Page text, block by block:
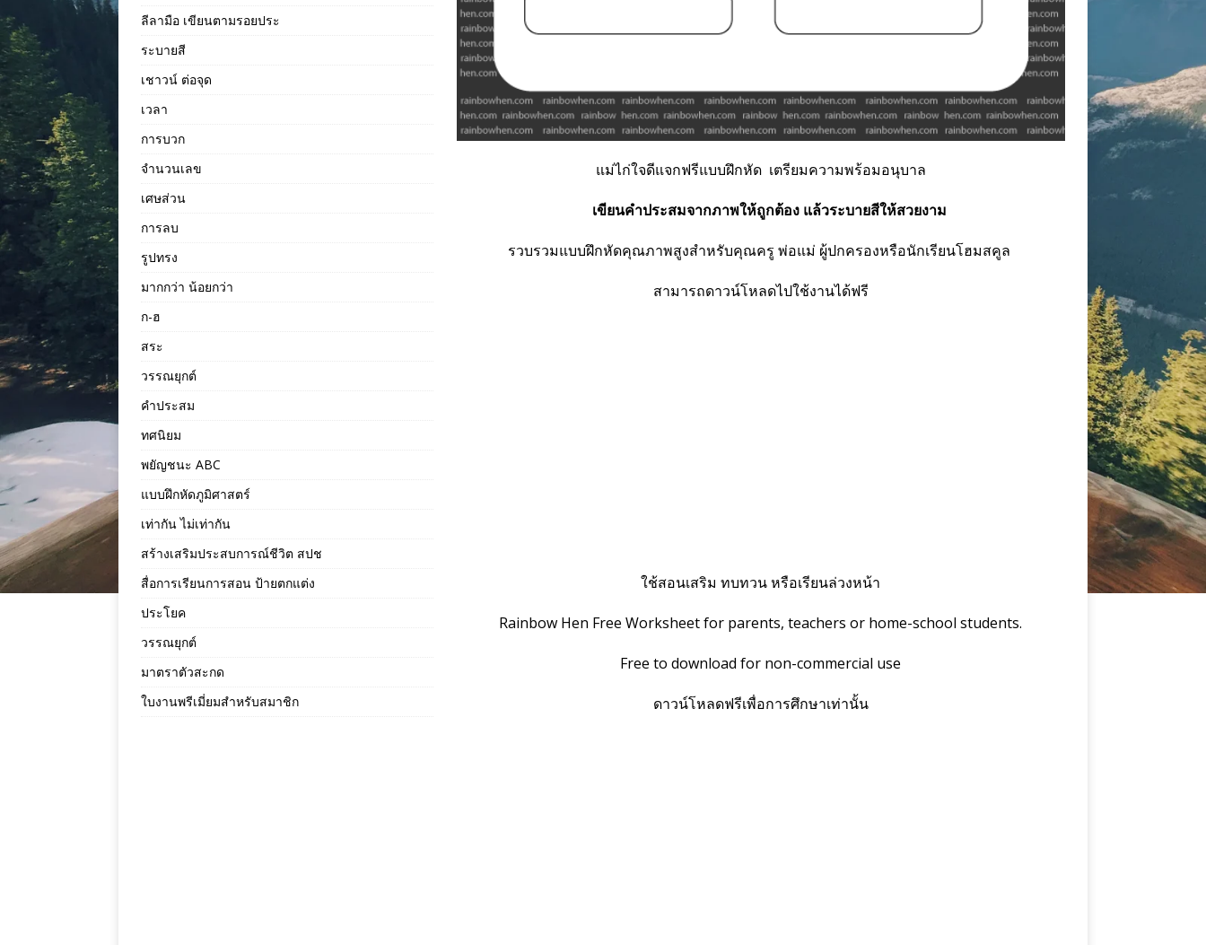
แม่ไก่ใจดีแจกฟรีแบบฝึกหัด เตรียมความพร้อมอนุบาล
เขียนคำประสมจากภาพให้ถูกต้อง แล้วระบายสีให้สวยงาม
รวบรวมแบบฝึกหัดคุณภาพสูงสำหรับคุณครู พ่อแม่ ผู้ปกครองหรือนักเรียนโฮมสคูล
สามารถดาวน์โหลดไปใช้งานได้ฟรี
ใช้สอนเสริม ทบทวน หรือเรียนล่วงหน้า
Rainbow Hen Free Worksheet for parents, teachers or home-school students.
Free to download for non-commercial use
ดาวน์โหลดฟรีเพื่อการศึกษาเท่านั้น
ลีลามือ เขียนตามรอยประ
ระบายสี
เชาวน์ ต่อจุด
เวลา
การบวก
จำนวนเลข
เศษส่วน
การลบ
รูปทรง
มากกว่า น้อยกว่า
ก-ฮ
สระ
วรรณยุกต์
คำประสม
ทศนิยม
พยัญชนะ ABC
แบบฝึกหัดภูมิศาสตร์
เท่ากัน ไม่เท่ากัน
สร้างเสริมประสบการณ์ชีวิต สปช
สื่อการเรียนการสอน ป้ายตกแต่ง
ประโยค
วรรณยุกต์
มาตราตัวสะกด
ใบงานพรีเมี่ยมสำหรับสมาชิก